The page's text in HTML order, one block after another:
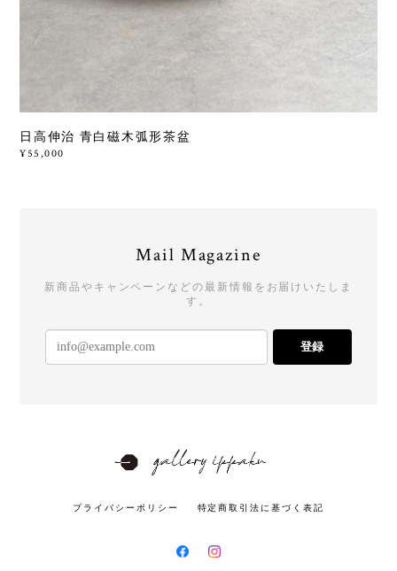
日高伸治 青白磁木弧形茶盆
¥55,000
Mail Magazine
新商品やキャンペーンなどの最新情報をお届けいたしま
す。
登録
プライバシーポリシー 特定商取引法に基づく表記